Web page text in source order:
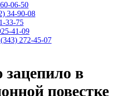
06-50
34-90-08
33-75
41-09
272-45-07
в
повестке